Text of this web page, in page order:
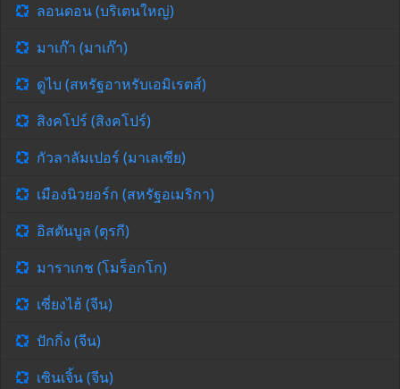
ลอนดอน (บริเตนใหญ่)
มาเก๊า (มาเก๊า)
ดูไบ (สหรัฐอาหรับเอมิเรตส์)
สิงคโปร์ (สิงคโปร์)
กัวลาลัมเปอร์ (มาเลเซีย)
เมืองนิวยอร์ก (สหรัฐอเมริกา)
อิสตันบูล (ตุรกี)
มาราเกช (โมร็อกโก)
เซี่ยงไฮ้ (จีน)
ปักกิ่ง (จีน)
เซินเจิ้น (จีน)